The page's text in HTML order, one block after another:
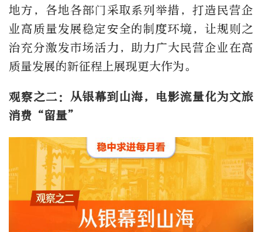
地方，各地各部门采取系列举措，打造民营企
业高质量发展稳定安全的制度环境，让规则之
治充分激发市场活力，助力广大民营企业在高
质量发展的新征程上展现更大作为。
观察之二：从银幕到山海，电影流量化为文旅
消费“留量”